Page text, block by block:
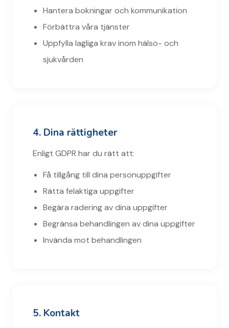
Hantera bokningar och kommunikation
Förbättra våra tjänster
Uppfylla lagliga krav inom hälso- och
sjukvården
4. Dina rättigheter
Enligt GDPR har du rätt att:
Få tillgång till dina personuppgifter
Rätta felaktiga uppgifter
Begära radering av dina uppgifter
Begränsa behandlingen av dina uppgifter
Invända mot behandlingen
5. Kontakt